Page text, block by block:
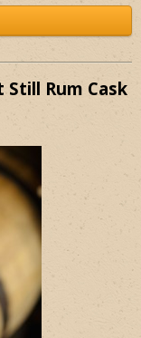
Still Rum Cask